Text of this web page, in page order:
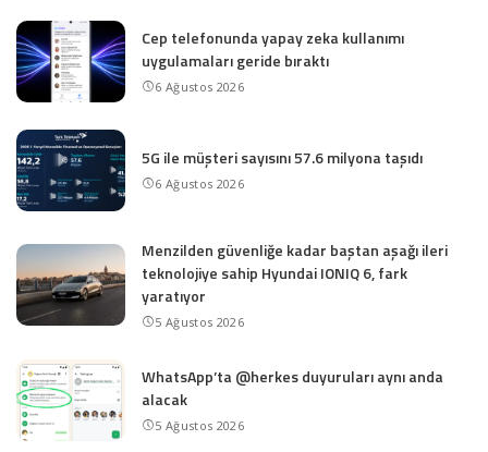
Cep telefonunda yapay zeka kullanımı
uygulamaları geride bıraktı
6 Ağustos 2026
5G ile müşteri sayısını 57.6 milyona taşıdı
6 Ağustos 2026
Menzilden güvenliğe kadar baştan aşağı ileri
teknolojiye sahip Hyundai IONIQ 6, fark
yaratıyor
5 Ağustos 2026
WhatsApp’ta @herkes duyuruları aynı anda
alacak
5 Ağustos 2026